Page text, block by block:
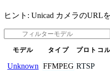
ヒント: Unicad カメラのURL
モデル タイプ プロトコ
Unknown FFMPEG RTSP